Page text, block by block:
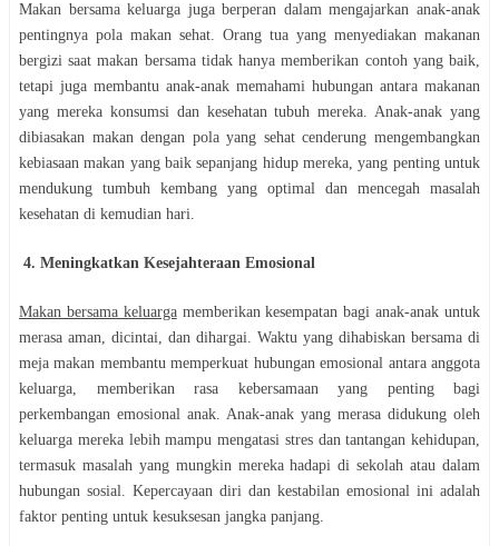
Makan bersama keluarga juga berperan dalam mengajarkan anak-anak
pentingnya pola makan sehat. Orang tua yang menyediakan makanan
bergizi saat makan bersama tidak hanya memberikan contoh yang baik,
tetapi juga membantu anak-anak memahami hubungan antara makanan
yang mereka konsumsi dan kesehatan tubuh mereka. Anak-anak yang
dibiasakan makan dengan pola yang sehat cenderung mengembangkan
kebiasaan makan yang baik sepanjang hidup mereka, yang penting untuk
mendukung tumbuh kembang yang optimal dan mencegah masalah
kesehatan di kemudian hari.
4. Meningkatkan Kesejahteraan Emosional
Makan bersama keluargamemberikan kesempatan bagi anak-anak untuk
merasa aman, dicintai, dan dihargai. Waktu yang dihabiskan bersama di
meja makan membantu memperkuat hubungan emosional antara anggota
keluarga, memberikan rasa kebersamaan yang penting bagi
perkembangan emosional anak. Anak-anak yang merasa didukung oleh
keluarga mereka lebih mampu mengatasi stres dan tantangan kehidupan,
termasuk masalah yang mungkin mereka hadapi di sekolah atau dalam
hubungan sosial. Kepercayaan diri dan kestabilan emosional ini adalah
faktor penting untuk kesuksesan jangka panjang.